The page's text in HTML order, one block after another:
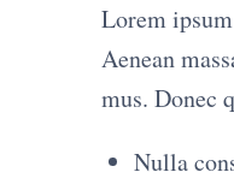
Lorem
Aenean
mus. Donec
Nulla